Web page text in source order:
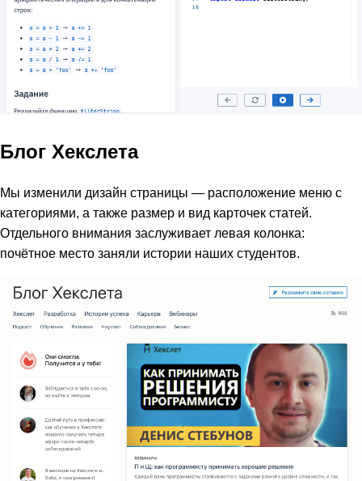
Блог Хекслета
Мы изменили дизайн страницы — расположение меню с
категориями, а также размер и вид карточек статей.
Отдельного внимания заслуживает левая колонка:
почётное место заняли истории наших студентов.